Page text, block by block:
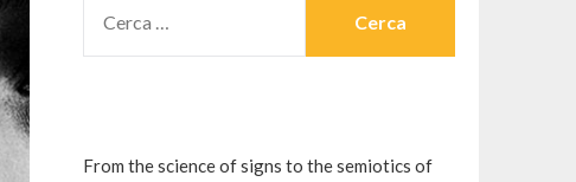
PER:
From the science of signs to the semiotics of